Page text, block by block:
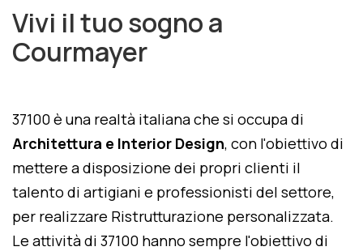
Vivi il tuo sogno a
Courmayer
37100 è una realtà italiana che si occupa di
Architettura e Interior Design, con l'obiettivo di
mettere a disposizione dei propri clienti il
talento di artigiani e professionisti del settore,
per realizzare Ristrutturazione personalizzata.
Le attività di 37100 hanno sempre l'obiettivo di